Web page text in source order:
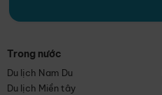
Trong nước
Du lịch Nam Du
Du lịch Miền tây